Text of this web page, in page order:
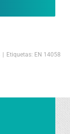
Etiquetas: EN 14058